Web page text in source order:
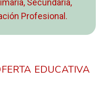
Secundaria,
Profesional.
EDUCATIVA